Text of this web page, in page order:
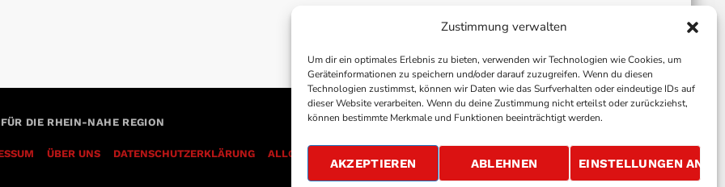
Zustimmung verwalten
Um dir ein optimales Erlebnis zu bieten, verwenden wir Technologien wie Cookies, um
Geräteinformationen zu speichern und/oder darauf zuzugreifen. Wenn du diesen
Technologien zustimmst, können wir Daten wie das Surfverhalten oder eindeutige IDs auf
dieser Website verarbeiten. Wenn du deine Zustimmung nicht erteilst oder zurückziehst,
können bestimmte Merkmale und Funktionen beeinträchtigt werden.
AKZEPTIEREN ABLEHNEN EINSTELLUNGEN
DIE RHEIN-NAHE REGION
ÜBER UNS DATENSCHUTZERKLÄRUNG